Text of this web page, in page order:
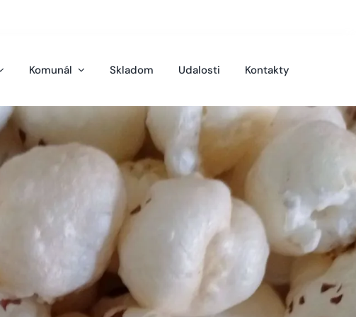
Komunál Skladom Udalosti Kontakty